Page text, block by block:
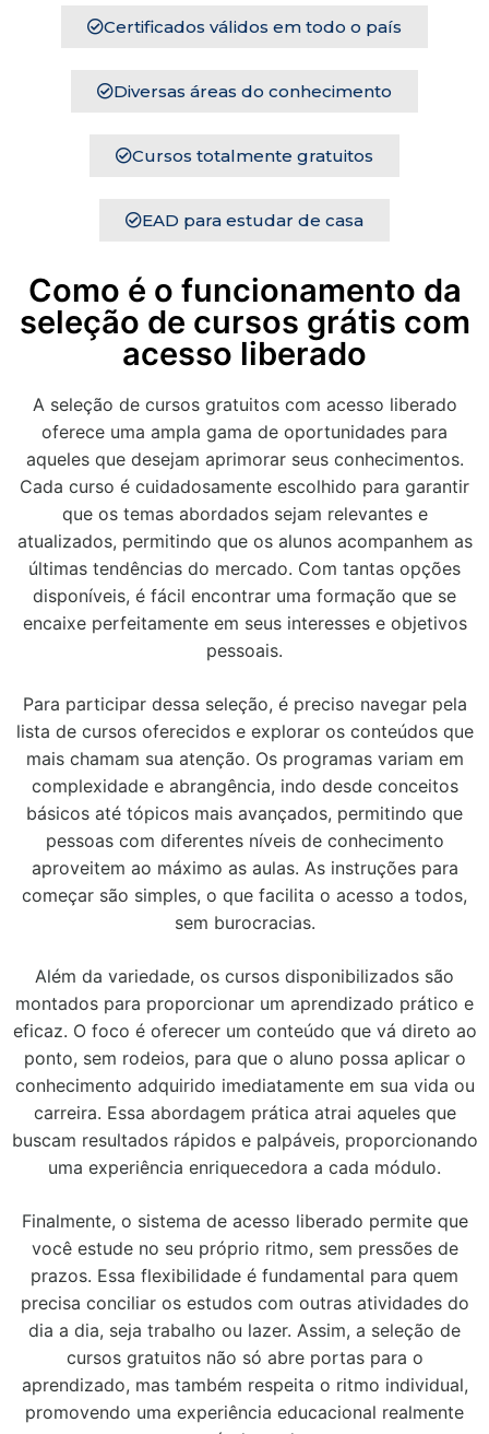
Certificados válidos em todo o país
Diversas áreas do conhecimento
Cursos totalmente gratuitos
EAD para estudar de casa
Como é o funcionamento da
seleção de cursos grátis com
acesso liberado
A seleção de cursos gratuitos com acesso liberado
oferece uma ampla gama de oportunidades para
aqueles que desejam aprimorar seus conhecimentos.
Cada curso é cuidadosamente escolhido para garantir
que os temas abordados sejam relevantes e
atualizados, permitindo que os alunos acompanhem as
últimas tendências do mercado. Com tantas opções
disponíveis, é fácil encontrar uma formação que se
encaixe perfeitamente em seus interesses e objetivos
pessoais.
Para participar dessa seleção, é preciso navegar pela
lista de cursos oferecidos e explorar os conteúdos que
mais chamam sua atenção. Os programas variam em
complexidade e abrangência, indo desde conceitos
básicos até tópicos mais avançados, permitindo que
pessoas com diferentes níveis de conhecimento
aproveitem ao máximo as aulas. As instruções para
começar são simples, o que facilita o acesso a todos,
sem burocracias.
Além da variedade, os cursos disponibilizados são
montados para proporcionar um aprendizado prático e
eficaz. O foco é oferecer um conteúdo que vá direto ao
ponto, sem rodeios, para que o aluno possa aplicar o
conhecimento adquirido imediatamente em sua vida ou
carreira. Essa abordagem prática atrai aqueles que
buscam resultados rápidos e palpáveis, proporcionando
uma experiência enriquecedora a cada módulo.
Finalmente, o sistema de acesso liberado permite que
você estude no seu próprio ritmo, sem pressões de
prazos. Essa flexibilidade é fundamental para quem
precisa conciliar os estudos com outras atividades do
dia a dia, seja trabalho ou lazer. Assim, a seleção de
cursos gratuitos não só abre portas para o
aprendizado, mas também respeita o ritmo individual,
promovendo uma experiência educacional realmente